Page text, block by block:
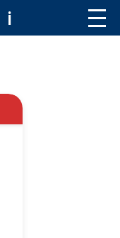
ℹ️